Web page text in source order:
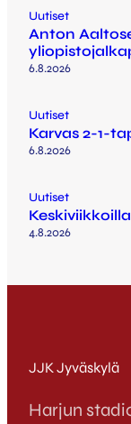
Uutiset
Anton
6.8.2026
Uutiset
Karvas 2-1-
6.8.2026
Uutiset
4.8.2026
JJK Jyväskylä
Harjun